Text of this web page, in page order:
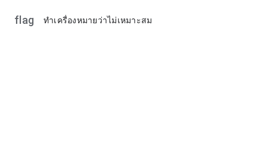
flag ทำเครื่องหมายว่าไม่เหมาะสม